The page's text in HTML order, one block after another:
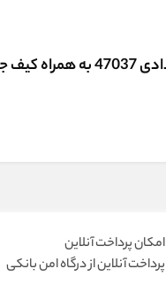
امکان پرداخت آنلاین
پرداخت آنلاین از درگاه امن بانکی